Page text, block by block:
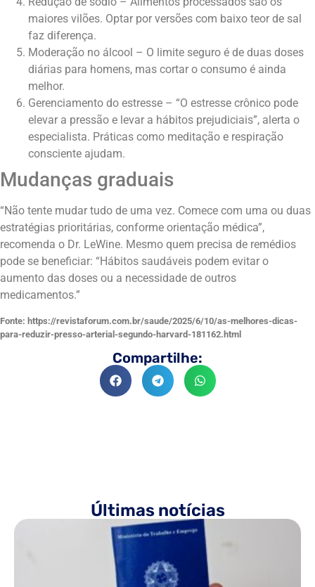
maiores vilões. Optar por versões com baixo teor de sal
faz diferença.
Moderação no álcool – O limite seguro é de duas doses
diárias para homens, mas cortar o consumo é ainda
melhor.
Gerenciamento do estresse – “O estresse crônico pode
elevar a pressão e levar a hábitos prejudiciais”, alerta o
especialista. Práticas como meditação e respiração
consciente ajudam.
Mudanças graduais
“Não tente mudar tudo de uma vez. Comece com uma ou duas
estratégias prioritárias, conforme orientação médica”,
recomenda o Dr. LeWine. Mesmo quem precisa de remédios
pode se beneficiar: “Hábitos saudáveis podem evitar o
aumento das doses ou a necessidade de outros
medicamentos.”
Fonte: https://revistaforum.com.br/saude/2025/6/10/as-melhores-dicas-
para-reduzir-presso-arterial-segundo-harvard-181162.html
Compartilhe:
Últimas notícias